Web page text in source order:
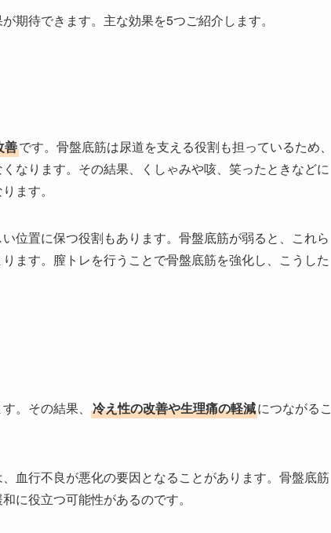
期待できます。主な効果を5つご紹介します。
善です。骨盤底筋は尿道を支える役割も担っているため、
なります。その結果、くしゃみや咳、笑ったときなどに
ます。
位置に保つ役割もあります。骨盤底筋が弱ると、これら
ます。膣トレを行うことで骨盤底筋を強化し、こうした
。その結果、 冷え性の改善や生理痛の軽減につながるこ
血行不良が悪化の要因となることがあります。骨盤底筋
に役立つ可能性があるのです。